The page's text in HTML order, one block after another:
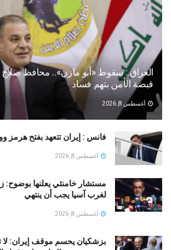
العراق : سقوط «أبو مازن».. محافظ صلاح
قبضة الأمن بتهم فساد
أغسطس 8, 2026
فانس : إيران تتعهد بفتح هرمز
أغسطس 8, 2026
مستشار خامنئي يعلنها بوضوح:
لغرب آسيا يجب أن ينتهي
أغسطس 8, 2026
بزشكيان يحسم موقف إيران: لا